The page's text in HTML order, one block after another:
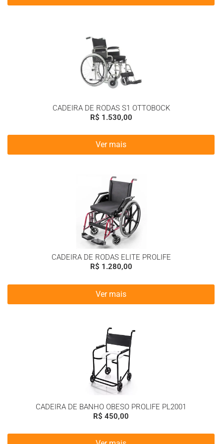
CADEIRA DE RODAS S1 OTTOBOCK
R$ 1.530,00
Ver mais
CADEIRA DE RODAS ELITE PROLIFE
R$ 1.280,00
Ver mais
CADEIRA DE BANHO OBESO PROLIFE PL2001
R$ 450,00